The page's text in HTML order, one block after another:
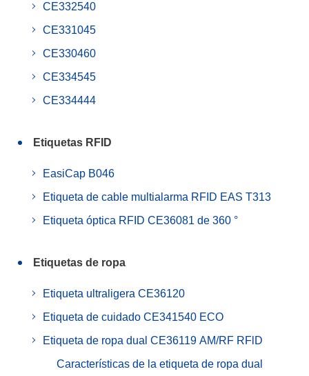
CE332540
CE331045
CE330460
CE334545
CE334444
Etiquetas RFID
EasiCap B046
Etiqueta de cable multialarma RFID EAS T313
Etiqueta óptica RFID CE36081 de 360 °
Etiquetas de ropa
Etiqueta ultraligera CE36120
Etiqueta de cuidado CE341540 ECO
Etiqueta de ropa dual CE36119 AM/RF RFlD
Características de la etiqueta de ropa dual